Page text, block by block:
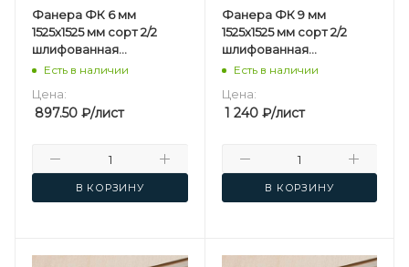
Фанера ФК 6 мм
1525х1525 мм сорт 2/2
шлифованная
березовая
Есть в наличии
Цена:
897.50 ₽/лист
В КОРЗИНУ
Фанера ФК 9 мм
1525х1525 мм сорт 2/2
шлифованная
березовая
Есть в наличии
Цена:
1 240₽/лист
В КОРЗИНУ